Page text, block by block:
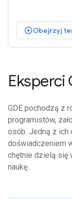
play_circle_outlinedObejrzyj
Eksperci
GDE pochodzą z
programistów,
osób. Jedną z ich
doświadczeniem
chętnie dzielą się
naukę.